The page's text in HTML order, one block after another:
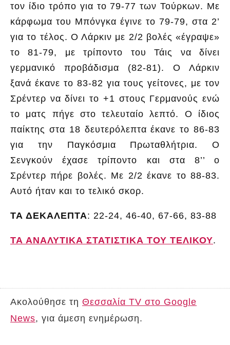
τον ίδιο τρόπο για το 79-77 των Τούρκων. Με
κάρφωμα του Μπόνγκα έγινε το 79-79, στα 2’
για το τέλος. Ο Λάρκιν με 2/2 βολές «έγραψε»
το 81-79, με τρίποντο του Τάις να δίνει
γερμανικό προβάδισμα (82-81). Ο Λάρκιν
ξανά έκανε το 83-82 για τους γείτονες, με τον
Σρέντερ να δίνει το +1 στους Γερμανούς ενώ
το ματς πήγε στο τελευταίο λεπτό. Ο ίδιος
παίκτης στα 18 δευτερόλεπτα έκανε το 86-83
για την Παγκόσμια Πρωταθλήτρια. Ο
Σενγκούν έχασε τρίποντο και στα 8’’ ο
Σρέντερ πήρε βολές. Με 2/2 έκανε το 88-83.
Αυτό ήταν και το τελικό σκορ.
ΤΑ ΔΕΚΑΛΕΠΤΑ: 22-24, 46-40, 67-66, 83-88
ΤΑ ΑΝΑΛΥΤΙΚΑ ΣΤΑΤΙΣΤΙΚΑ ΤΟΥ ΤΕΛΙΚΟΥ.
Ακολούθησε τη Θεσσαλία TV στο Google
News, για άμεση ενημέρωση.